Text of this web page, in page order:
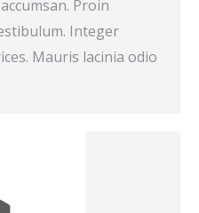
Proin
Integer
Mauris lacinia odio